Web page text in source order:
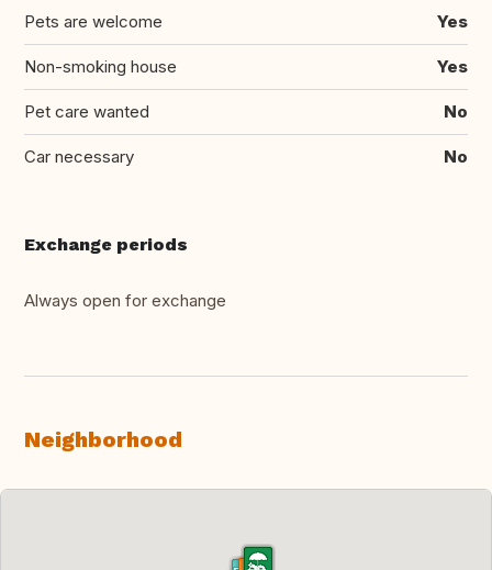
Pets are welcome Yes
Non-smoking house Yes
Pet care wanted No
Car necessary No
Exchange periods
Always open for exchange
Neighborhood